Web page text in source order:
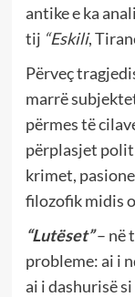
antike e ka
tij “Eskili,
Përveç
marrë
përmes të
përplasjet
krimet,
filozofik midis
“Lutëset”– në
probleme: ai i
ai i dashurisë